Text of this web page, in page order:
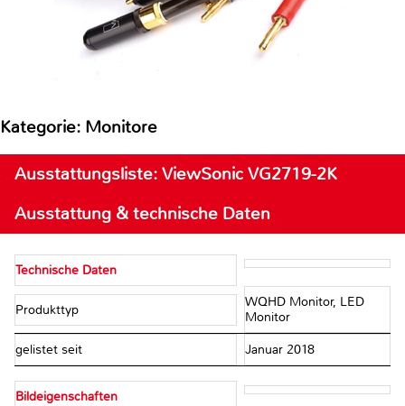
Kategorie: Monitore
Ausstattungsliste: ViewSonic VG2719-2K
Ausstattung & technische Daten
Technische Daten
Produkttyp
WQHD Monitor, LED
Monitor
gelistet seit Januar 2018
Bildeigenschaften